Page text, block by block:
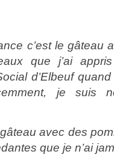
c’est le gâteau
que j’ai
d’Elbeuf
je suis
avec des
que je n’ai